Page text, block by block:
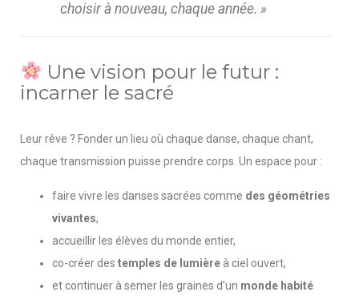
choisir à nouveau, chaque année. »
Une vision pour le futur :
incarner le sacré
Leur rêve ? Fonder un lieu où chaque danse, chaque chant,
chaque transmission puisse prendre corps. Un espace pour :
faire vivre les danses sacrées comme des géométries
vivantes,
accueillir les élèves du monde entier,
co-créer des temples de lumière à ciel ouvert,
et continuer à semer les graines d’un monde habité